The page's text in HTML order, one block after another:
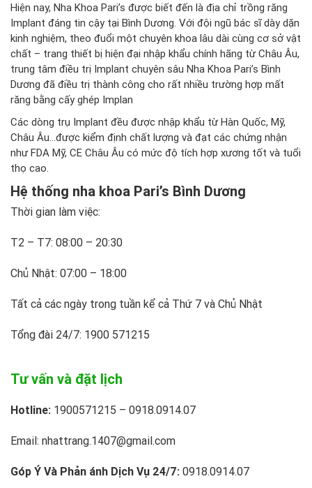
Hiện nay, Nha Khoa Pari’s được biết đến là địa chỉ trồng răng
Implant đáng tin cậy tại Bình Dương. Với đội ngũ bác sĩ dày dặn
kinh nghiệm, theo đuổi một chuyên khoa lâu dài cùng cơ sở vật
chất – trang thiết bị hiện đại nhập khẩu chính hãng từ Châu Âu,
trung tâm điều trị Implant chuyên sâu Nha Khoa Pari’s Bình
Dương đã điều trị thành công cho rất nhiều trường hợp mất
răng bằng cấy ghép Implan
Các dòng trụ Implant đều được nhập khẩu từ Hàn Quốc, Mỹ,
Châu Âu…được kiểm định chất lượng và đạt các chứng nhận
như FDA Mỹ, CE Châu Âu có mức độ tích hợp xương tốt và tuổi
thọ cao.
Hệ thống nha khoa Pari’s Bình Dương
Thời gian làm việc:
T2 – T7: 08:00 – 20:30
Chủ Nhật: 07:00 – 18:00
Tất cả các ngày trong tuần kể cả Thứ 7 và Chủ Nhật
Tổng đài 24/7: 1900 571215
Tư vấn và đặt lịch
Hotline: 1900571215 – 0918.0914.07
Email: nhattrang.1407@gmail.com
Góp Ý Và Phản ánh Dịch Vụ 24/7: 0918.0914.07